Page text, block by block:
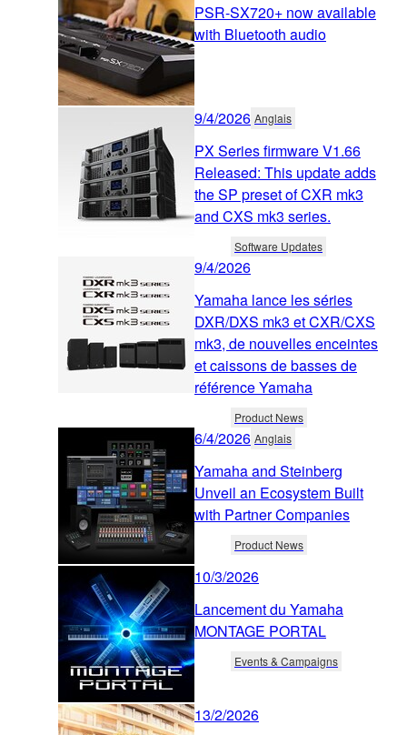
PSR-SX720+ now available
with Bluetooth audio
9/4/2026 Anglais
PX Series firmware V1.66
Released: This update adds
the SP preset of CXR mk3
and CXS mk3 series.
Software Updates
9/4/2026
Yamaha lance les séries
DXR/DXS mk3 et CXR/CXS
mk3, de nouvelles enceintes
et caissons de basses de
référence Yamaha
Product News
6/4/2026 Anglais
Yamaha and Steinberg
Unveil an Ecosystem Built
with Partner Companies
Product News
10/3/2026
Lancement du Yamaha
MONTAGE PORTAL
Events & Campaigns
13/2/2026